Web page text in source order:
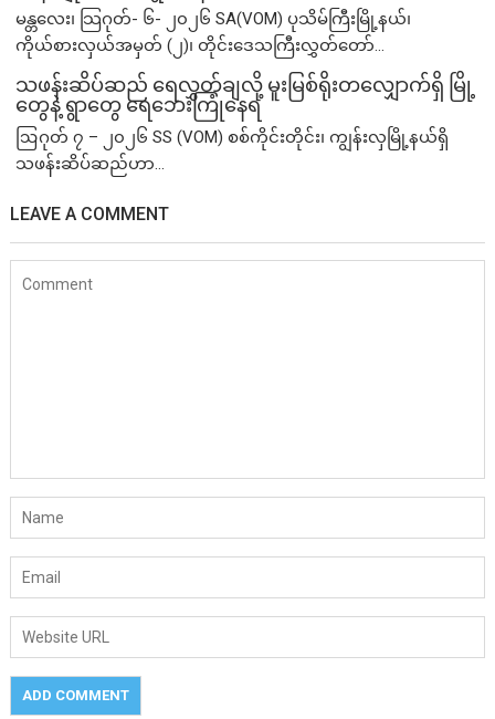
မန္တလေး၊ သြဂုတ်- ၆- ၂၀၂၆ SA(VOM) ပုသိမ်ကြီးမြို့နယ်၊
ကိုယ်စားလှယ်အမှတ် (၂)၊ တိုင်းဒေသကြီးလွှတ်တော်...
သဖန်းဆိပ်ဆည် ရေလွှတ်ချလို့ မူးမြစ်ရိုးတလျှောက်ရှိ မြို့
တွေနဲ့ ရွာတွေ ရေဘေးကြုံနေရ
ဩဂုတ် ၇ – ၂၀၂၆ SS (VOM) စစ်ကိုင်းတိုင်း၊ ကျွန်းလှမြို့နယ်ရှိ
သဖန်းဆိပ်ဆည်ဟာ...
LEAVE A COMMENT